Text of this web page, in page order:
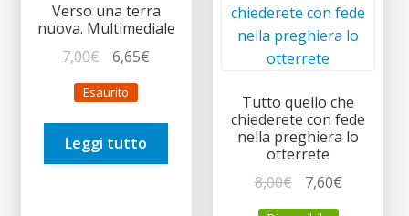
Verso una terra
nuova. Multimediale
7,00€
prezzo
originale
era:
7,00€.
6,65€
è:
Esaurito
Leggi tutto
Tutto quello che
chiederete con fede
nella preghiera lo
otterrete
8,00€
prezzo
7,60€Il